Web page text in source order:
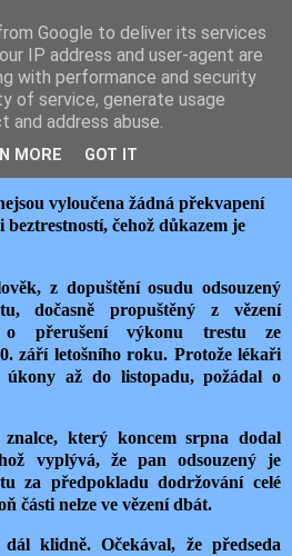
LEGE ARTIS
vyloučena žádná překvapení
beztrestností, čehož důkazem je
z dopuštění osudu odsouzený
dočasně propuštěný z vězení
o přerušení výkonu trestu ze
září letošního roku. Protože lékaři
úkony až do listopadu, požádal o
který koncem srpna dodal
vyplývá, že pan odsouzený je
za předpokladu dodržování celé
části nelze ve vězení dbát.
klidně. Očekával, že předseda
Google to deliver its services
IP address and user-agent are
with performance and security
of service, generate usage
address abuse.
MORE GOT IT